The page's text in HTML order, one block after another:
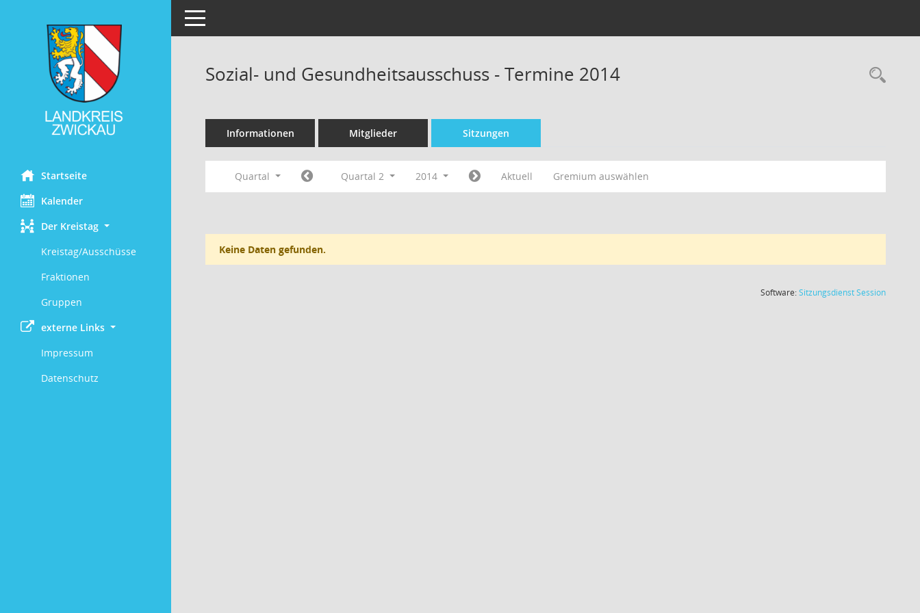
Startseite
Kalender
Der Kreistag
Kreistag/Ausschüsse
Fraktionen
Gruppen
externe Links
Impressum
Datenschutz
Toggle navigation
Sozial- und Gesundheitsausschuss - Termine 2014
Informationen Mitglieder Sitzungen
Quartal Quartal 2 2014 Aktuell Gremium auswählen
Keine Daten gefunden.
Software:SitzungsdienstSession(Wird in